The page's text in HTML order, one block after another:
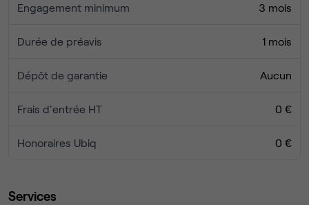
Engagement minimum 3 mois
Durée de préavis 1 mois
Dépôt de garantie Aucun
Frais d'entrée HT 0 €
Honoraires Ubiq 0 €
Services